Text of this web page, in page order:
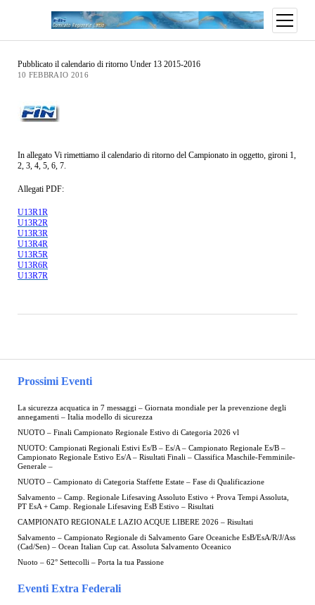
Prossimi Eventi
La sicurezza acquatica in 7 messaggi – Giornata mondiale per la prevenzione degli
annegamenti – Italia modello di sicurezza
NUOTO – Finali Campionato Regionale Estivo di Categoria 2026 vl
NUOTO: Campionati Regionali Estivi Es/B – Es/A – Campionato Regionale Es/B –
Campionato Regionale Estivo Es/A – Risultati Finali – Classifica Maschile-Femminile-
Generale –
NUOTO – Campionato di Categoria Staffette Estate – Fase di Qualificazione
Salvamento – Camp. Regionale Lifesaving Assoluto Estivo + Prova Tempi Assoluta,
PT EsA + Camp. Regionale Lifesaving EsB Estivo – Risultati
CAMPIONATO REGIONALE LAZIO ACQUE LIBERE 2026 – Risultati
Salvamento – Campionato Regionale di Salvamento Gare Oceaniche EsB/EsA/R/J/Ass
(Cad/Sen) – Ocean Italian Cup cat. Assoluta Salvamento Oceanico
Nuoto – 62° Settecolli – Porta la tua Passione
Eventi Extra Federali
Pubblicato il calendario di ritorno Under 13 2015-2016
10 FEBBRAIO 2016
In allegato Vi rimettiamo il calendario di ritorno del Campionato in oggetto, gironi 1,
2, 3, 4, 5, 6, 7.
Allegati PDF:
U13R1R
U13R2R
U13R3R
U13R4R
U13R5R
U13R6R
U13R7R